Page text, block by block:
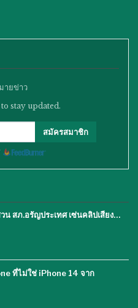
stay updated.
สมัครสมาชิก
วน สภ.อรัญประเทศ เซ่นคลิปเสียง…
ที่ไม่ใช่ iPhone 14 จาก